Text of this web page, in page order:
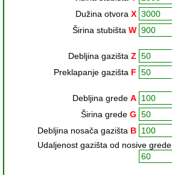
Dužina otvora X
Širina stubišta W
Debljina gazišta Z
Preklapanje gazišta F
Debljina grede A
Širina grede G
Debljina nosača gazišta B
Udaljenost gazišta od nosive grede